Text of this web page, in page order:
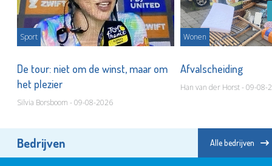
Sport
De tour: niet om de winst, maar om
het plezier
Silvia Borsboom - 09-08-2026
Wonen
Afvalscheiding
Han van der Horst - 09-08-
Bedrijven Alle bedrijven